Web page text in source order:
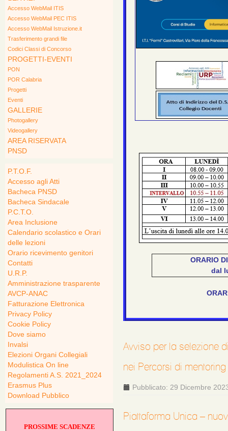
Accesso WebMail ITIS
Accesso WebMail PEC ITIS
Accesso WebMail Istruzione.it
Trasferimento grandi file
Codici Classi di Concorso
PROGETTI-EVENTI
PON
POR Calabria
Progetti
Eventi
GALLERIE
Photogallery
Videogallery
AREA RISERVATA
PNSD
P.T.O.F.
Accesso agli Atti
Bacheca PNSD
Bacheca Sindacale
P.C.T.O.
Area Inclusione
Calendario scolastico e Orari
delle lezioni
Orario ricevimento genitori
Contatti
U.R.P.
Amministrazione trasparente
AVCP-ANAC
Fatturazione Elettronica
Privacy Policy
Cookie Policy
Dove siamo
Invalsi
Elezioni Organi Collegiali
Modulistica On line
Regolamenti A.S. 2021_2024
Erasmus Plus
Download Pubblico
PROSSIME SCADENZE
ORARIO
dal
Avviso per la selezione
nei Percorsi di
Pubblicato: 29 Dicembre
Piattaforma Unica –